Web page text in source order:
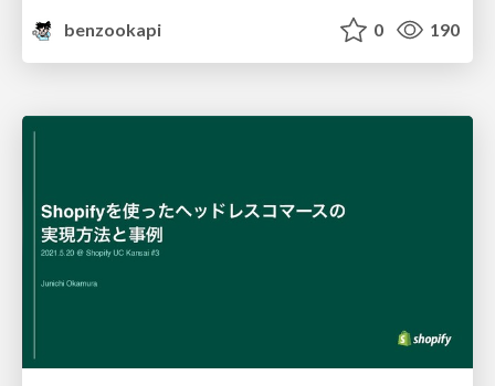
benzookapi
0 190